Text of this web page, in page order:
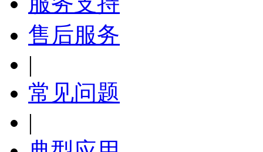
售后服务
|
常见问题
|